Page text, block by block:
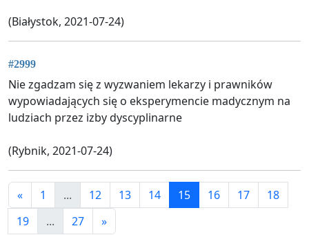
(Białystok, 2021-07-24)
#2999
Nie zgadzam się z wyzwaniem lekarzy i prawników
wypowiadających się o eksperymencie madycznym na
ludziach przez izby dyscyplinarne
(Rybnik, 2021-07-24)
« 1 ... 12 13 14 15 16 17
18
19
... 27 »